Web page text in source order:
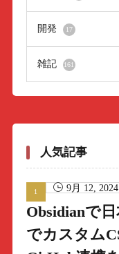
開発 17
雑記 161
人気記事
9月 12, 2024
Obsidianで
でカスタム